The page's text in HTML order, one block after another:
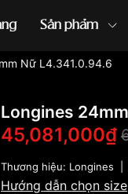
Sản phẩm
Nữ L4.341.0.94.6
Longines
45,081,000₫
Thương hiệu: Longines
Hướng dẫn chọn size